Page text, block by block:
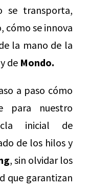
se transporta,
cómo se innova
la mano de la
y de Mondo.
a paso cómo
para nuestro
inicial de
de los hilos y
, sin olvidar los
que garantizan